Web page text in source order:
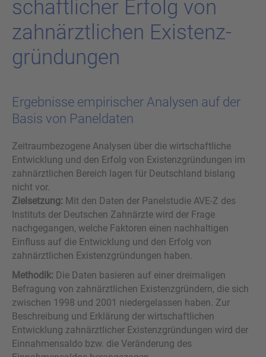
schaft­li­cher Er­folg von
zahn­ärzt­li­chen Exis­tenz­
grün­dun­gen
Ergebnisse empirischer Analysen auf der
Basis von Paneldaten
Zeitraumbezogene Analysen über die wirtschaftliche
Entwicklung und den Erfolg von Existenzgründungen im
zahnärztlichen Bereich lagen für Deutschland bislang
nicht vor.
Zielsetzung: Mit den Daten der Panelstudie AVE-Z des
Instituts der Deutschen Zahnärzte wird der Frage
nachgegangen, welche Faktoren einen nachhaltigen
Einfluss auf die Entwicklung und den Erfolg von
zahnärztlichen Existenzgründungen haben.
Methodik: Die Daten basieren auf einer dreimaligen
Befragung von zahnärztlichen Existenzgründern, die sich
zwischen 1998 und 2001 niedergelassen haben. Zur
Beschreibung und Erklärung der wirtschaftlichen
Entwicklung zahnärztlicher Existenzgründungen wird der
Einnahmensaldo bzw. die Veränderung des